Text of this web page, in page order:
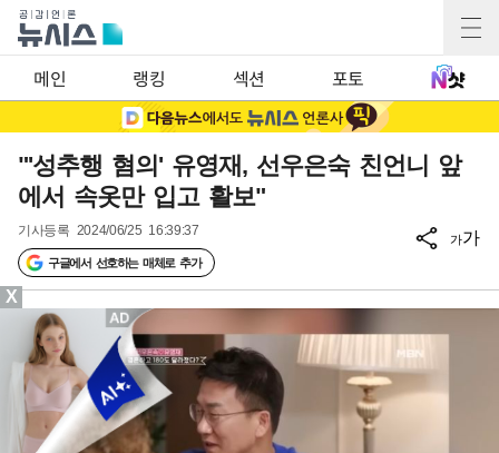
메인 랭킹 섹션 포토
"'성추행 혐의' 유영재, 선우은숙 친언니 앞
에서 속옷만 입고 활보"
기사등록 2024/06/25 16:39:37
구글에서 선호하는 매체로 추가
가가
X